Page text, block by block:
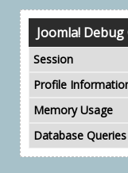
Joomla!
Session
Profile
Memory Usage
Database Queries